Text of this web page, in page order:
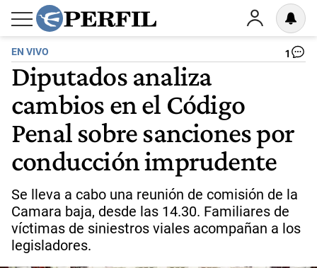
EN VIVO 1
Diputados analiza
cambios en el Código
Penal sobre sanciones por
conducción imprudente
Se lleva a cabo una reunión de comisión de la
Camara baja, desde las 14.30. Familiares de
víctimas de siniestros viales acompañan a los
legisladores.